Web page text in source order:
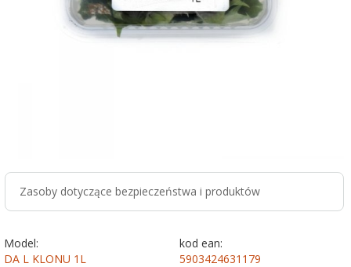
Zasoby dotyczące bezpieczeństwa i produktów
Model:
DA L KLONU 1L
kod ean:
5903424631179